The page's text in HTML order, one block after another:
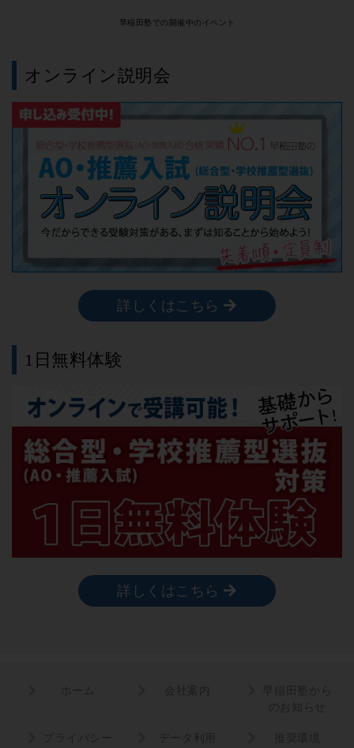
早稲田塾での開催中のイベント
オンライン説明会
詳しくはこちら
1日無料体験
詳しくはこちら